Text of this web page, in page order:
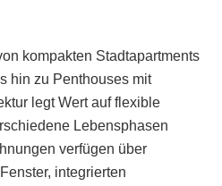
kompakten Stadtapartments
hin zu Penthouses mit
legt Wert auf flexible
Lebensphasen
verfügen über
integrierten